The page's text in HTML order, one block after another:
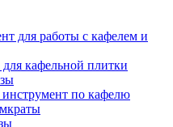
для работы с кафелем и
кафельной плитки
по кафелю